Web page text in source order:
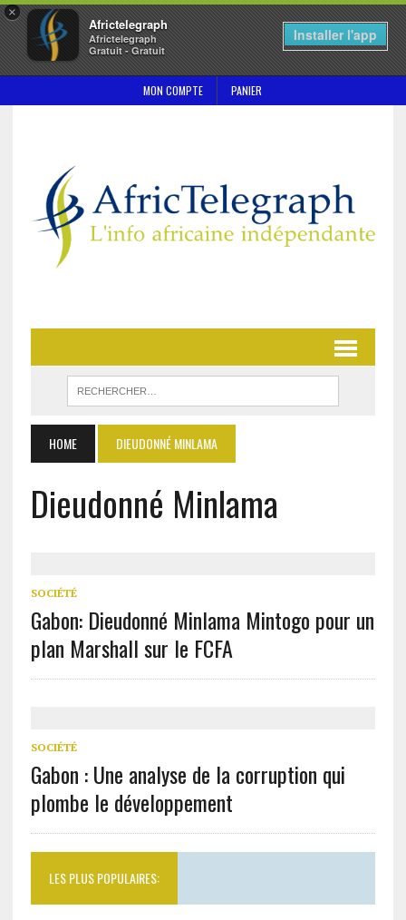
×
Africtelegraph
Africtelegraph
Gratuit - Gratuit
Installer l'app
MON COMPTE PANIER
HOME DIEUDONNÉ MINLAMA
Dieudonné Minlama
SOCIÉTÉ
Gabon: Dieudonné Minlama Mintogo pour un
plan Marshall sur le FCFA
SOCIÉTÉ
Gabon : Une analyse de la corruption qui
plombe le développement
LES PLUS POPULAIRES: